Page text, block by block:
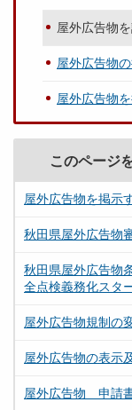
屋外広告物
屋外広告物
屋外広告物
このページ
屋外広告物を掲示
秋田県屋外広告物
秋田県屋外広告物
全点検義務化スタ
屋外広告物規制の
屋外広告物の表示
屋外広告物 申請